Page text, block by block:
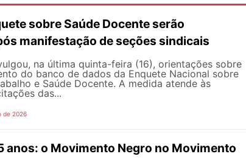
sobre Saúde Docente serão
manifestação de seções sindicais
na última quinta-feira (16), orientações sobre
do banco de dados da Enquete Nacional sobre
e Saúde Docente. A medida atende às
das...
de 2026
anos: o Movimento Negro no Movimento